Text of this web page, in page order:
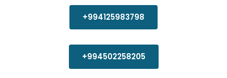
+994125983798
+994502258205